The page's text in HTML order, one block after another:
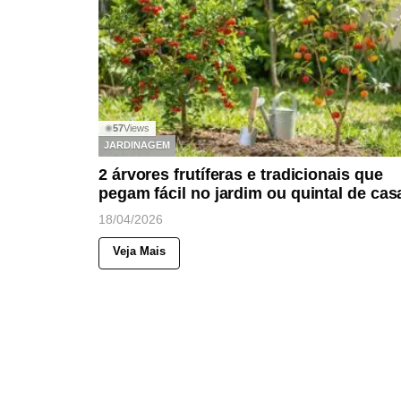
◉57Views
JARDINAGEM
2 árvores frutíferas e tradicionais que
pegam fácil no jardim ou quintal de
18/04/2026
Veja Mais